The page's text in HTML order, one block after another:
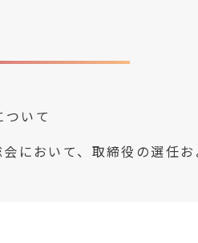
いて
において、取締役の選任